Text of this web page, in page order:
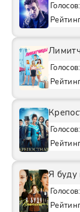
Голосов:
Голосов:
Голосов:
Я буду
Голосов: